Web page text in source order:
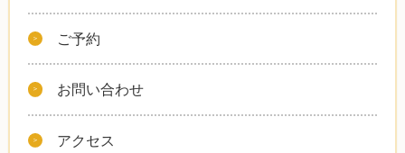
ご予約
お問い合わせ
アクセス